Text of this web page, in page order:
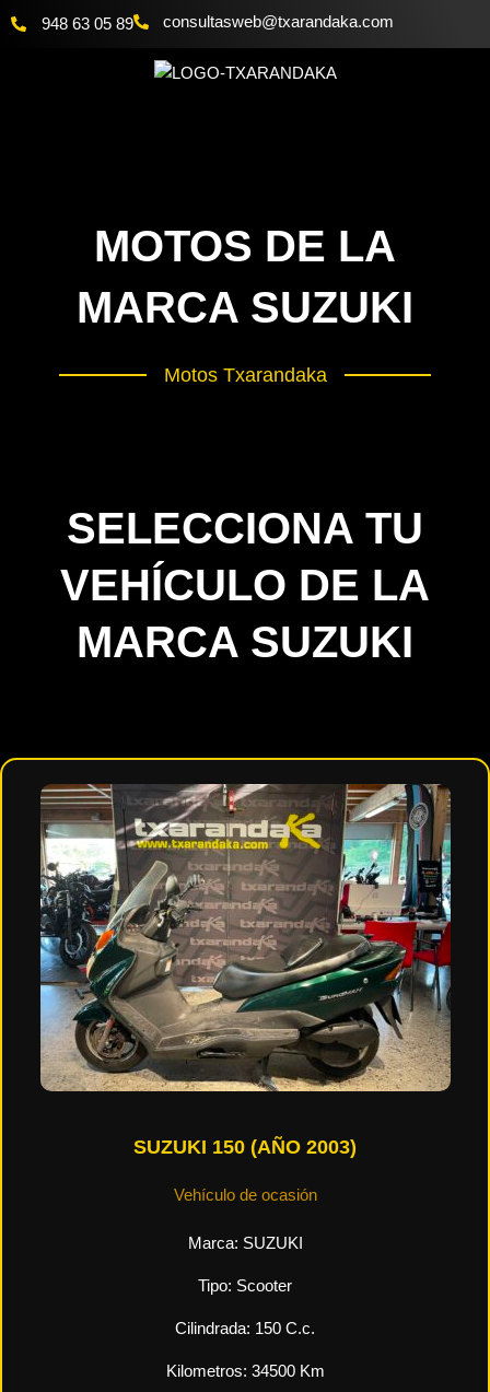
948 63 05 89 moc.akadnaraxt
@bewsatlusnoc
MOTOS DE LA
MARCA SUZUKI
Motos Txarandaka
SELECCIONA TU
VEHÍCULO DE LA
MARCA SUZUKI
SUZUKI 150 (AÑO 2003)
Vehículo de ocasión
Marca: SUZUKI
Tipo: Scooter
Cilindrada: 150 C.c.
Kilometros: 34500Km